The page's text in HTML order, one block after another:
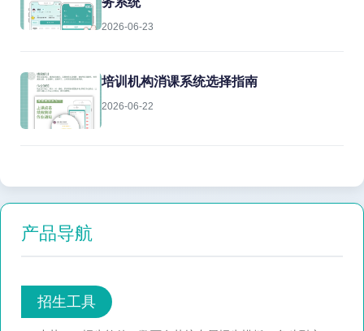
2026-06-23
培训机构消课系统选择指南
2026-06-22
产品导航
招生工具